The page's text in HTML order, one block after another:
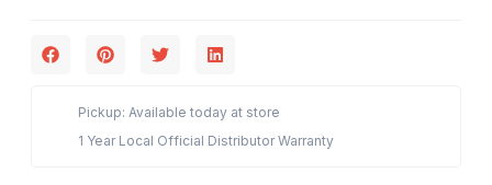
Pickup: Available today at store
1 Year Local Official Distributor Warranty